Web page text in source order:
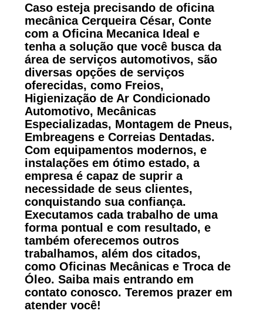
Caso esteja precisando de oficina
mecânica Cerqueira César, Conte
com a Oficina Mecanica Ideal e
tenha a solução que você busca da
área de serviços automotivos, são
diversas opções de serviços
oferecidas, como Freios,
Higienização de Ar Condicionado
Automotivo, Mecânicas
Especializadas, Montagem de Pneus,
Embreagens e Correias Dentadas.
Com equipamentos modernos, e
instalações em ótimo estado, a
empresa é capaz de suprir a
necessidade de seus clientes,
conquistando sua confiança.
Executamos cada trabalho de uma
forma pontual e com resultado, e
também oferecemos outros
trabalhamos, além dos citados,
como Oficinas Mecânicas e Troca de
Óleo. Saiba mais entrando em
contato conosco. Teremos prazer em
atender você!